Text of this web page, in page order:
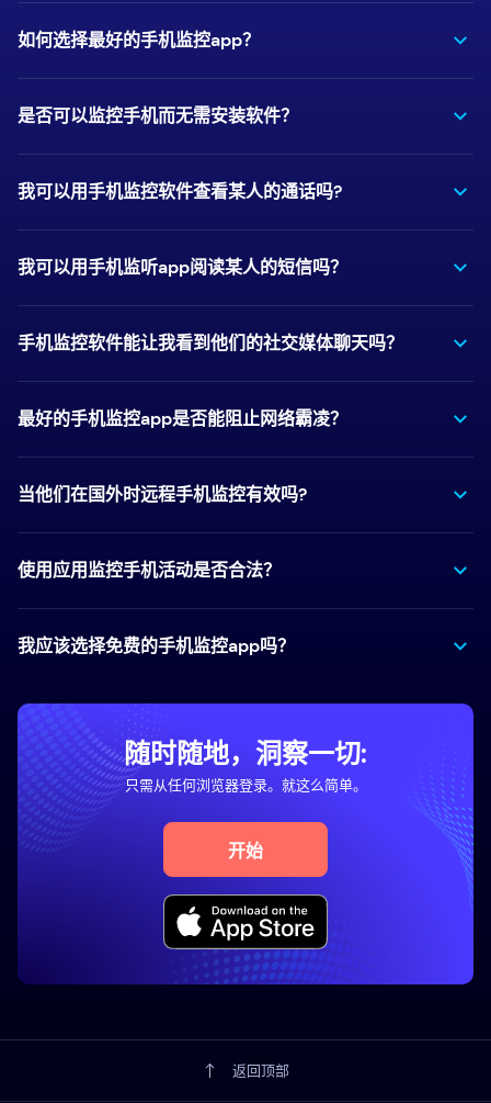
如何选择最好的手机监控app？
是否可以监控手机而无需安装软件？
我可以用手机监控软件查看某人的通话吗?
我可以用手机监听app阅读某人的短信吗？
手机监控软件能让我看到他们的社交媒体聊天吗？
最好的手机监控app是否能阻止网络霸凌？
当他们在国外时远程手机监控有效吗?
使用应用监控手机活动是否合法？
我应该选择免费的手机监控app吗？
随时随地，洞察一切:
只需从任何浏览器登录。就这么简单。
开始
返回顶部